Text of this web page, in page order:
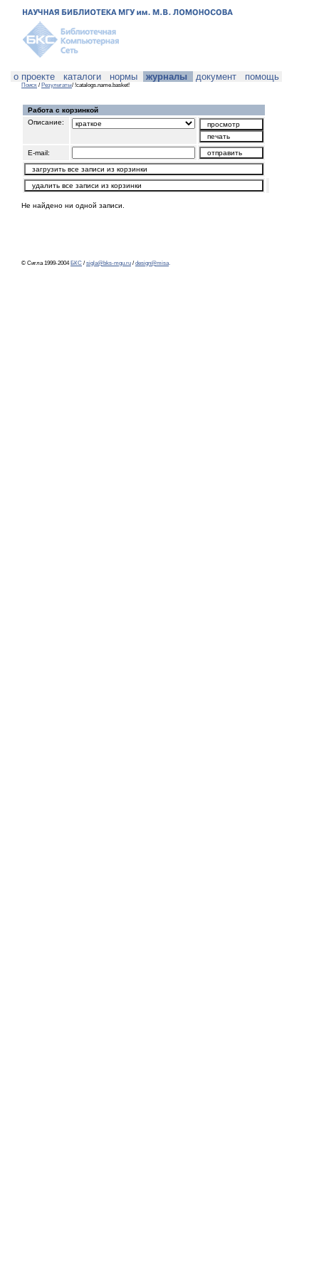
о проекте каталоги нормы журналы документ помощь
Поиск / Результаты/ !catalogs.name.basket!
Работа с корзинкой
Описание:
E-mail:
Не найдено ни одной записи.
© Сигла 1999-2004 БКС / sigla@bks-mgu.ru / design@misa.